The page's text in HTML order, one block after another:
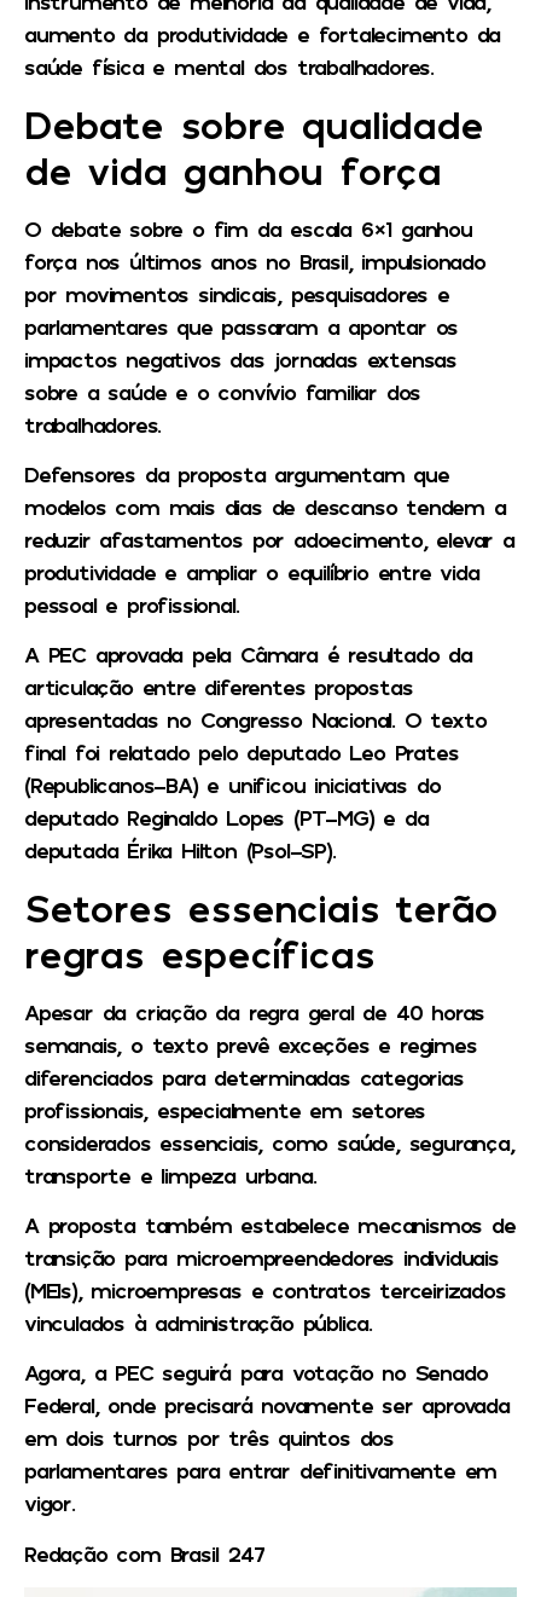
aumento da produtividade e fortalecimento da
saúde física e mental dos trabalhadores.
Debate sobre qualidade
de vida ganhou força
O debate sobre o fim da escala 6×1 ganhou
força nos últimos anos no Brasil, impulsionado
por movimentos sindicais, pesquisadores e
parlamentares que passaram a apontar os
impactos negativos das jornadas extensas
sobre a saúde e o convívio familiar dos
trabalhadores.
Defensores da proposta argumentam que
modelos com mais dias de descanso tendem a
reduzir afastamentos por adoecimento, elevar a
produtividade e ampliar o equilíbrio entre vida
pessoal e profissional.
A PEC aprovada pela Câmara é resultado da
articulação entre diferentes propostas
apresentadas no Congresso Nacional. O texto
final foi relatado pelo deputado Leo Prates
(Republicanos-BA) e unificou iniciativas do
deputado Reginaldo Lopes (PT-MG) e da
deputada Érika Hilton (Psol-SP).
Setores essenciais terão
regras específicas
Apesar da criação da regra geral de 40 horas
semanais, o texto prevê exceções e regimes
diferenciados para determinadas categorias
profissionais, especialmente em setores
considerados essenciais, como saúde, segurança,
transporte e limpeza urbana.
A proposta também estabelece mecanismos de
transição para microempreendedores individuais
(MEIs), microempresas e contratos terceirizados
vinculados à administração pública.
Agora, a PEC seguirá para votação no Senado
Federal, onde precisará novamente ser aprovada
em dois turnos por três quintos dos
parlamentares para entrar definitivamente em
vigor.
Redação com Brasil 247